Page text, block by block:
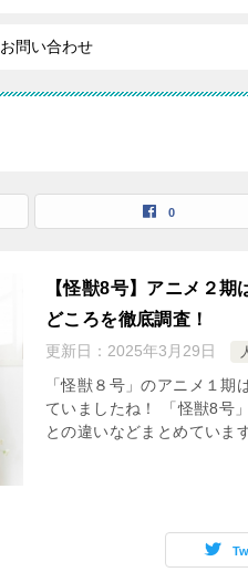
お問い合わせ
0
【怪獣8号】アニメ２
どころを徹底調査！
更新日： 2025年3月29日
「怪獣８号」のアニメ１
ていましたね！ 「怪獣8号
との違いなどまとめてい